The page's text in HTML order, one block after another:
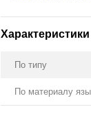
Характеристики
По типу
По материалу